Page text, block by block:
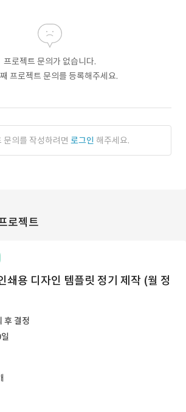
프로젝트 문의가 없습니다.
프로젝트 문의를 등록해주세요.
문의를 작성하려면 로그인 해주세요.
로젝트
쇄용 디자인 템플릿 정기 제작 (월 정
후 결정